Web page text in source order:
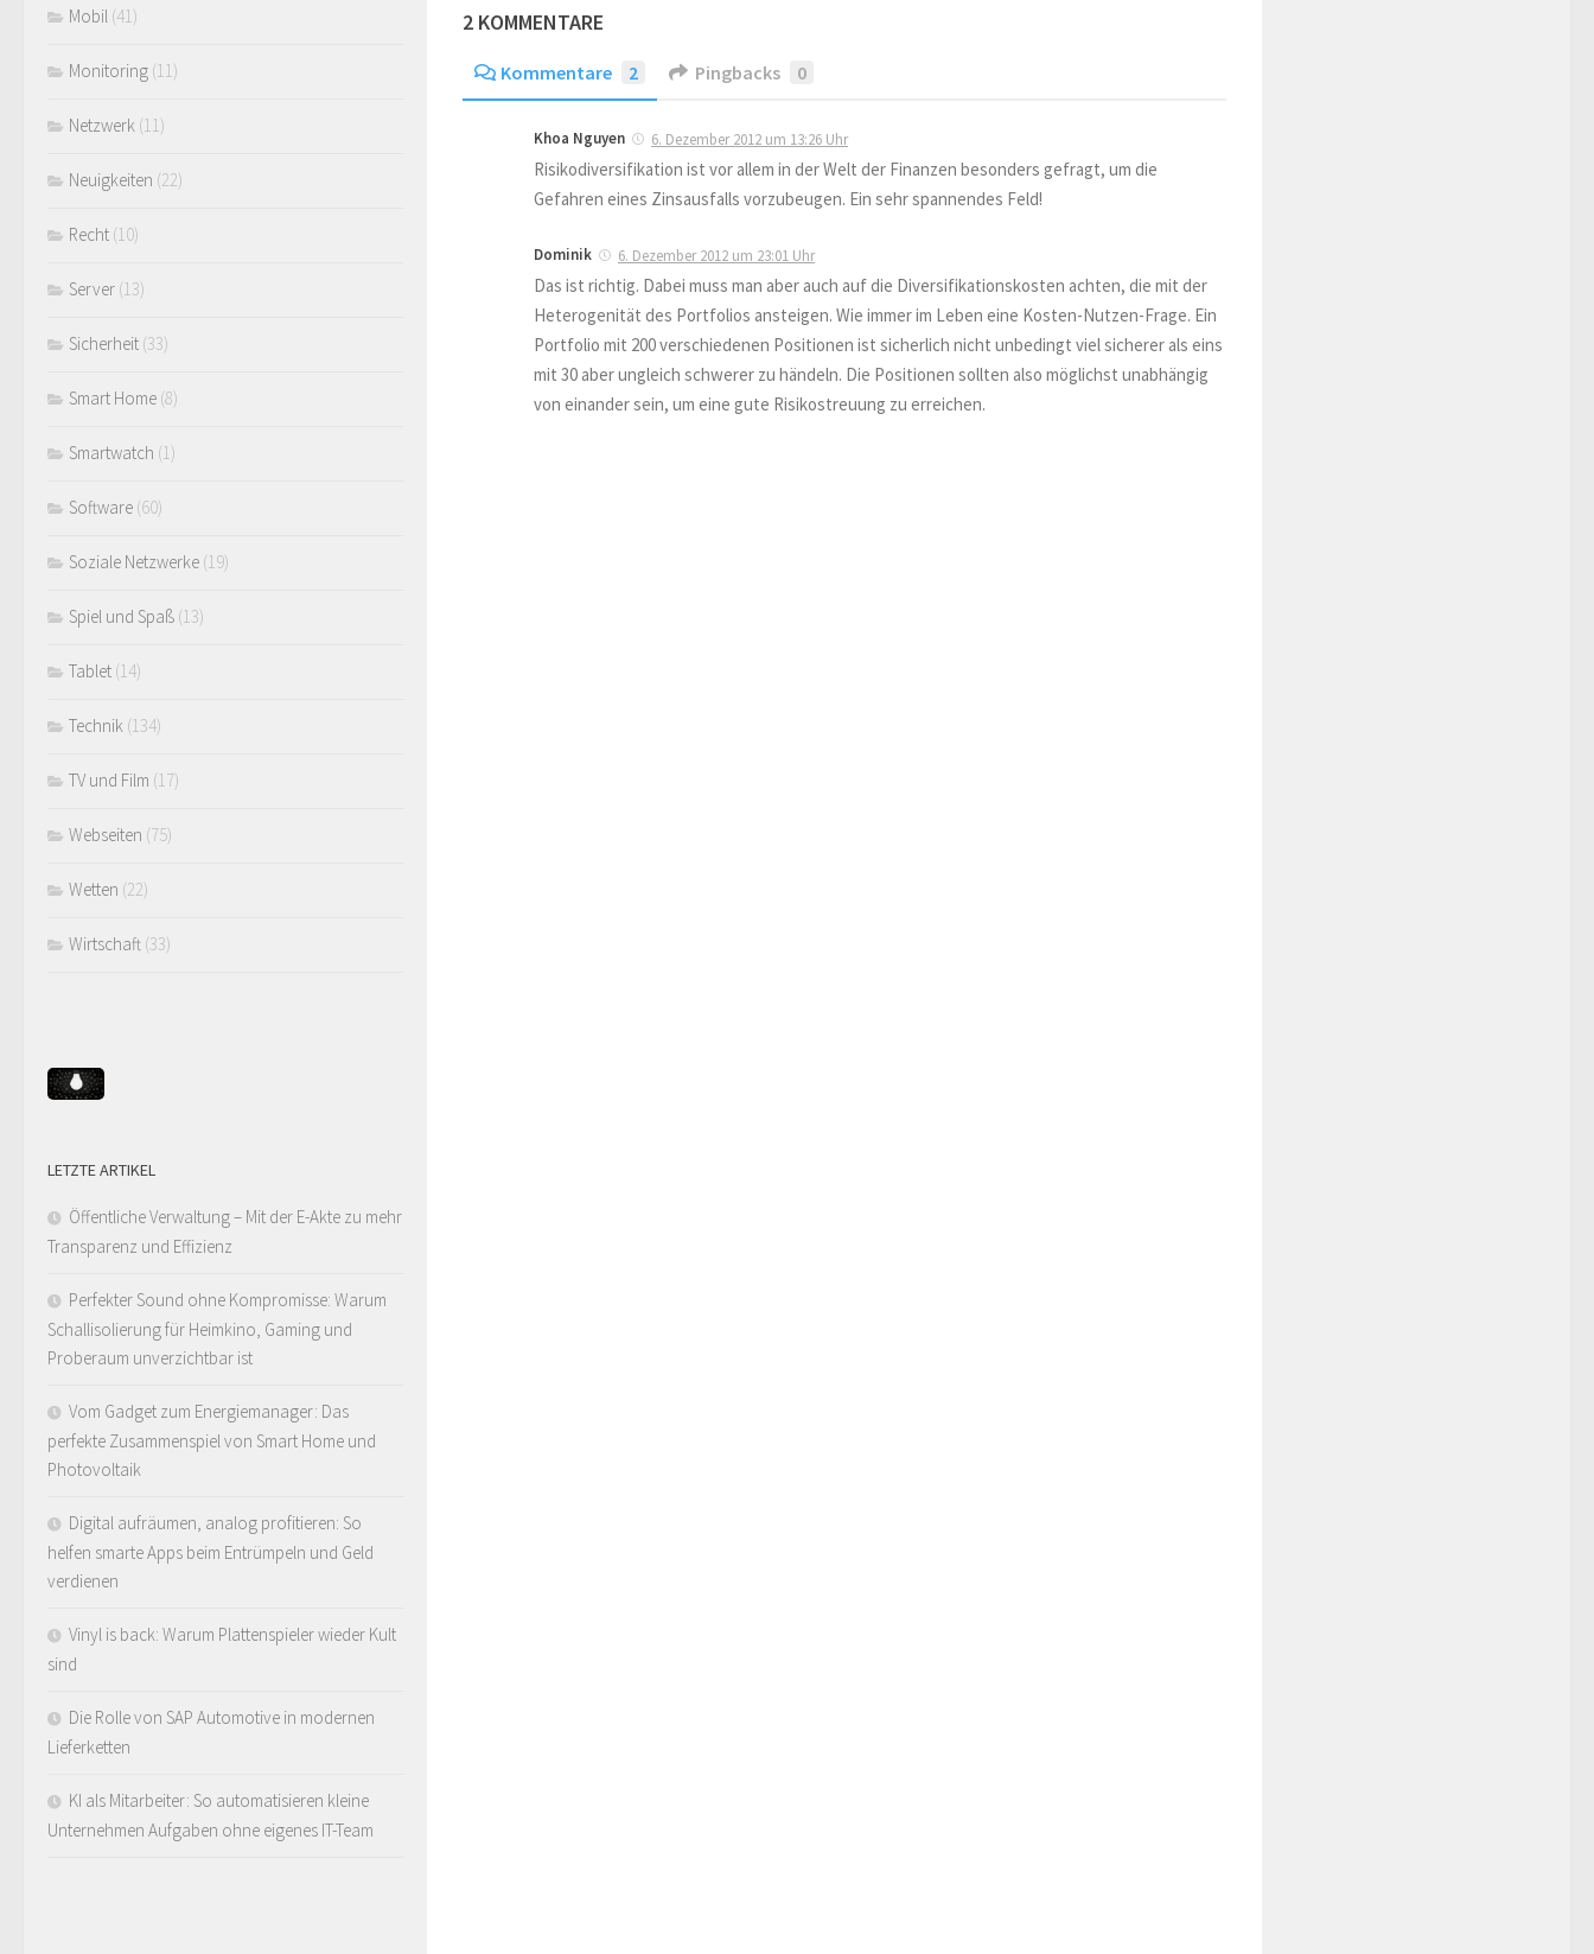
2 KOMMENTARE
Kommentare 2 Pingbacks 0
Khoa Nguyen 6. Dezember 2012 um 13:26 Uhr
Risikodiversifikation ist vor allem in der Welt der Finanzen besonders gefragt, um die
Gefahren eines Zinsausfalls vorzubeugen. Ein sehr spannendes Feld!
Dominik 6. Dezember 2012 um 23:01 Uhr
Das ist richtig. Dabei muss man aber auch auf die Diversifikationskosten achten, die mit der
Heterogenität des Portfolios ansteigen. Wie immer im Leben eine Kosten-Nutzen-Frage. Ein
Portfolio mit 200 verschiedenen Positionen ist sicherlich nicht unbedingt viel sicherer als eins
mit 30 aber ungleich schwerer zu händeln. Die Positionen sollten also möglichst unabhängig
von einander sein, um eine gute Risikostreuung zu erreichen.
Mobil (41)
Monitoring (11)
Netzwerk (11)
Neuigkeiten (22)
Recht (10)
Server (13)
Sicherheit (33)
Smart Home (8)
Smartwatch (1)
Software (60)
Soziale Netzwerke (19)
Spiel und Spaß (13)
Tablet (14)
Technik (134)
TV und Film (17)
Webseiten (75)
Wetten (22)
Wirtschaft (33)
LETZTE ARTIKEL
Öffentliche Verwaltung – Mit der E-Akte zu mehr
Transparenz und Effizienz
Perfekter Sound ohne Kompromisse: Warum
Schallisolierung für Heimkino, Gaming und
Proberaum unverzichtbar ist
Vom Gadget zum Energiemanager: Das
perfekte Zusammenspiel von Smart Home und
Photovoltaik
Digital aufräumen, analog profitieren: So
helfen smarte Apps beim Entrümpeln und Geld
verdienen
Vinyl is back: Warum Plattenspieler wieder Kult
sind
Die Rolle von SAP Automotive in modernen
Lieferketten
KI als Mitarbeiter: So automatisieren kleine
Unternehmen Aufgaben ohne eigenes IT-Team